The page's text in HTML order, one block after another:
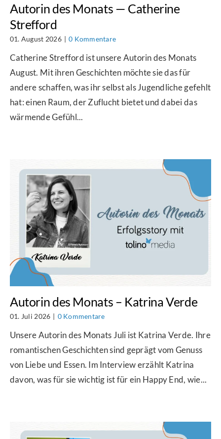
Autorin des Monats — Catherine
Strefford
01. August 2026 | 0 Kommentare
Catherine Strefford ist unsere Autorin des Monats
August. Mit ihren Geschichten möchte sie das für
andere schaffen, was ihr selbst als Jugendliche gefehlt
hat: einen Raum, der Zuflucht bietet und dabei das
wärmende Gefühl...
Autorin des Monats – Katrina Verde
01. Juli 2026 | 0 Kommentare
Unsere Autorin des Monats Juli ist Katrina Verde. Ihre
romantischen Geschichten sind geprägt vom Genuss
von Liebe und Essen. Im Interview erzählt Katrina
davon, was für sie wichtig ist für ein Happy End, wie...